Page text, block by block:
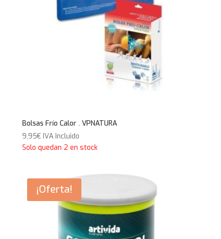
Bolsas Frío Calor . VPNATURA
9,95€ IVA Incluido
Solo quedan 2 en stock
¡Oferta!